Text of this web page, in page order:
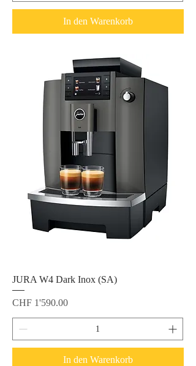
In den Warenkorb
JURA W4 Dark Inox (SA)
Preis
CHF 1'590.00
In den Warenkorb